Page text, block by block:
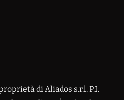
di Aliados s.r.l. P.I.